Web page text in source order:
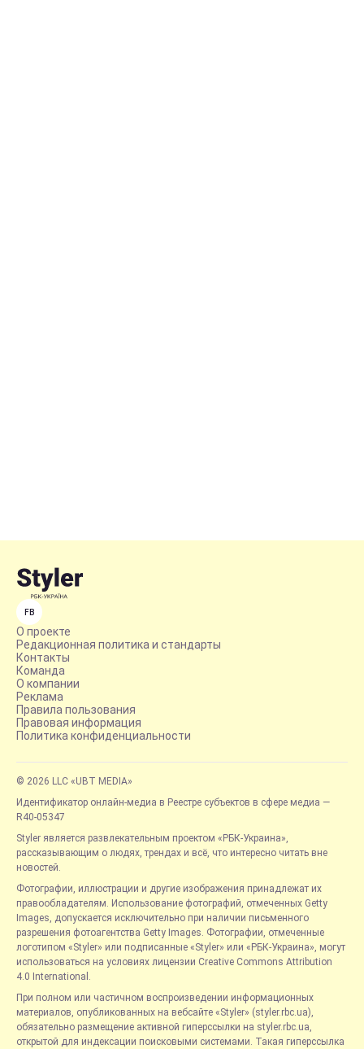
FB
О проекте
Редакционная политика и стандарты
Контакты
Команда
О компании
Реклама
Правила пользования
Правовая информация
Политика конфиденциальности
© 2026 LLC «UBT MEDIA»
Идентификатор онлайн-медиа в Реестре субъектов в сфере медиа —
R40-05347
Styler является развлекательным проектом «РБК-Украина»,
рассказывающим о людях, трендах и всё, что интересно читать вне
новостей.
Фотографии, иллюстрации и другие изображения принадлежат их
правообладателям. Использование фотографий, отмеченных Getty
Images, допускается исключительно при наличии письменного
разрешения фотоагентства Getty Images. Фотографии, отмеченные
логотипом «Styler» или подписанные «Styler» или «РБК-Украина», могут
использоваться на условиях лицензии Creative Commons Attribution
4.0 International.
При полном или частичном воспроизведении информационных
материалов, опубликованных на вебсайте «Styler» (styler.rbc.ua),
обязательно размещение активной гиперссылки на styler.rbc.ua,
открытой для индексации поисковыми системами. Такая гиперссылка